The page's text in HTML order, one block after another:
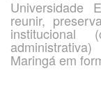
Universidade
reunir,
institucional
Maringá em